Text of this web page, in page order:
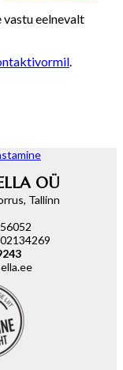
vastu eelnevalt
.
OÜ
Tallinn